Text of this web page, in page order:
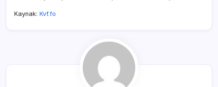
Kaynak: Kvf.fo